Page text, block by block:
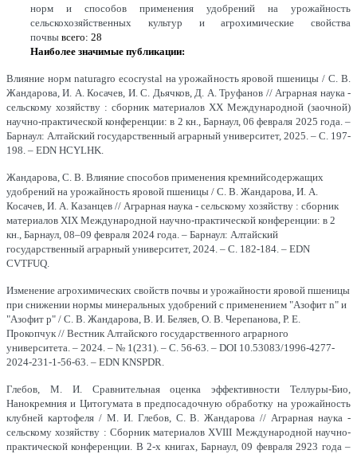
норм и способов применения удобрений на урожайность
сельскохозяйственных культур и агрохимические свойства
почвы всего: 28
Наиболее значимые публикации:
Влияние норм naturagro ecocrystal на урожайность яровой пшеницы / С. В.
Жандарова, И. А. Косачев, И. С. Дьячков, Д. А. Труфанов // Аграрная наука -
сельскому хозяйству : сборник материалов XX Международной (заочной)
научно-практической конференции: в 2 кн., Барнаул, 06 февраля 2025 года. –
Барнаул: Алтайский государственный аграрный университет, 2025. – С. 197-
198. – EDN HCYLHK.
Жандарова, С. В. Влияние способов применения кремнийсодержащих
удобрений на урожайность яровой пшеницы / С. В. Жандарова, И. А.
Косачев, И. А. Казанцев // Аграрная наука - сельскому хозяйству : сборник
материалов XIX Международной научно-практической конференции: в 2
кн., Барнаул, 08–09 февраля 2024 года. – Барнаул: Алтайский
государственный аграрный университет, 2024. – С. 182-184. – EDN
CVTFUQ.
Изменение агрохимических свойств почвы и урожайности яровой пшеницы
при снижении нормы минеральных удобрений с применением "Азофит n" и
"Азофит р" / С. В. Жандарова, В. И. Беляев, О. В. Черепанова, Р. Е.
Прокопчук // Вестник Алтайского государственного аграрного
университета. – 2024. – № 1(231). – С. 56-63. – DOI 10.53083/1996-4277-
2024-231-1-56-63. – EDN KNSPDR.
Глебов, М. И. Сравнительная оценка эффективности Теллуры-Био,
Нанокремния и Цитогумата в предпосадочную обработку на урожайность
клубней картофеля / М. И. Глебов, С. В. Жандарова // Аграрная наука -
сельскому хозяйству : Сборник материалов XVIII Международной научно-
практической конференции. В 2-х книгах, Барнаул, 09 февраля 2923 года –